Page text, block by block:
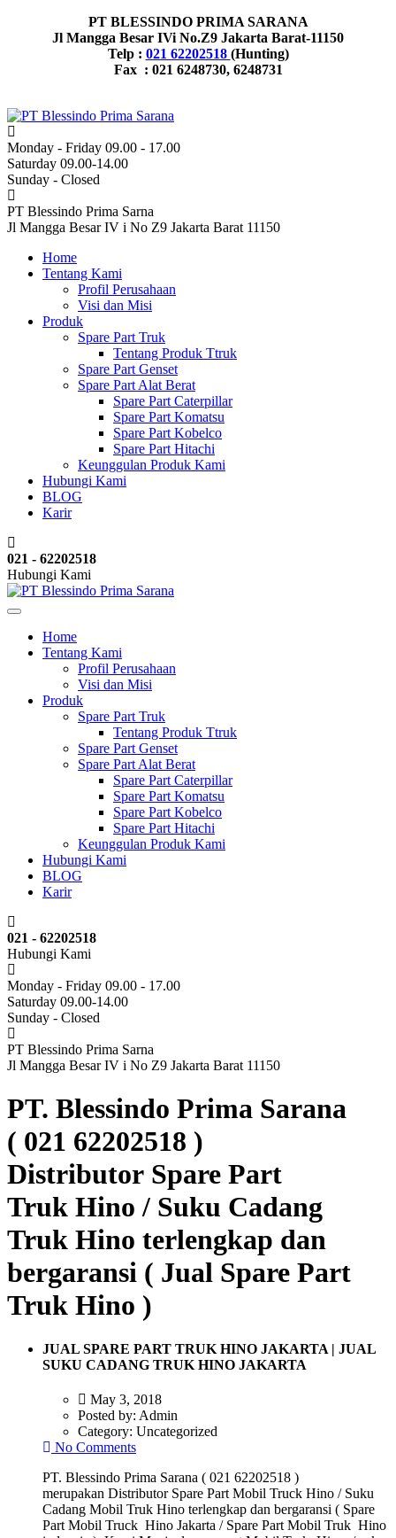
PT BLESSINDO PRIMA SARANA
Jl Mangga Besar IVi No.Z9 Jakarta Barat-11150
Telp : 021 62202518 (Hunting)
Fax : 021 6248730, 6248731
Monday - Friday 09.00 - 17.00
Saturday 09.00-14.00
Sunday - Closed
PT Blessindo Prima Sarna
Jl Mangga Besar IV i No Z9 Jakarta Barat 11150
Home
Tentang Kami
Profil Perusahaan
Visi dan Misi
Produk
Spare Part Truk
Tentang Produk Ttruk
Spare Part Genset
Spare Part Alat Berat
Spare Part Caterpillar
Spare Part Komatsu
Spare Part Kobelco
Spare Part Hitachi
Keunggulan Produk Kami
Hubungi Kami
BLOG
Karir
021 - 62202518
Hubungi Kami
Home
Tentang Kami
Profil Perusahaan
Visi dan Misi
Produk
Spare Part Truk
Tentang Produk Ttruk
Spare Part Genset
Spare Part Alat Berat
Spare Part Caterpillar
Spare Part Komatsu
Spare Part Kobelco
Spare Part Hitachi
Keunggulan Produk Kami
Hubungi Kami
BLOG
Karir
021 - 62202518
Hubungi Kami
Monday - Friday 09.00 - 17.00
Saturday 09.00-14.00
Sunday - Closed
PT Blessindo Prima Sarna
Jl Mangga Besar IV i No Z9 Jakarta Barat 11150
PT. Blessindo Prima Sarana
( 021 62202518 )
Distributor Spare Part
Truk Hino / Suku Cadang
Truk Hino terlengkap dan
bergaransi ( Jual Spare Part
Truk Hino )
JUAL SPARE PART TRUK HINO JAKARTA | JUAL
SUKU CADANG TRUK HINO JAKARTA
May 3, 2018
Posted by: Admin
Category: Uncategorized
No Comments
PT. Blessindo Prima Sarana ( 021 62202518 )
merupakan Distributor Spare Part Mobil Truck Hino / Suku
Cadang Mobil Truk Hino terlengkap dan bergaransi ( Spare
Part Mobil Truck Hino Jakarta / Spare Part Mobil Truk Hino